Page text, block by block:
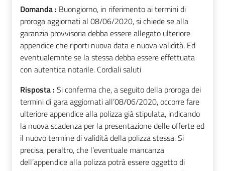
Domanda : Buongiorno, in riferimento ai termini di
proroga aggiornati al 08/06/2020, si chiede se alla
garanzia provvisoria debba essere allegato ulteriore
appendice che riporti nuova data e nuova validità. Ed
eventualemnte se la stessa debba essere effettuata
con autentica notarile. Cordiali saluti
Risposta : Si conferma che, a seguito della proroga dei
termini di gara aggiornati all’08/06/2020, occorre fare
ulteriore appendice alla polizza già stipulata, indicando
la nuova scadenza per la presentazione delle offerte ed
il nuovo termine di validità della polizza stessa. Si
precisa, peraltro, che l’eventuale mancanza
dell’appendice alla polizza potrà essere oggetto di